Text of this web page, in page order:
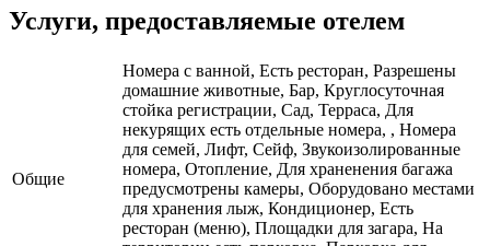
Услуги, предоставляемые отелем
Общие
Номера с ванной, Есть ресторан, Разрешены
домашние животные, Бар, Круглосуточная
стойка регистрации, Сад, Терраса, Для
некурящих есть отдельные номера, , Номера
для семей, Лифт, Сейф, Звукоизолированные
номера, Отопление, Для храненения багажа
предусмотрены камеры, Оборудовано местами
для хранения лыж, Кондиционер, Есть
ресторан (меню), Площадки для загара, На